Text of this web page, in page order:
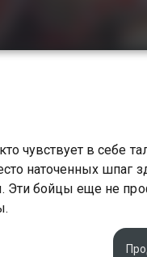
чувствует в себе
наточенных
Эти бойцы еще не
Смех без правил